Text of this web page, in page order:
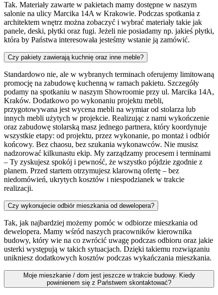
Tak. Materiały zawarte w pakietach mamy dostępne w naszym
salonie na ulicy Marcika 14A w Krakowie. Podczas spotkania z
architektem wnętrz można zobaczyć i wybrać materiały takie jak
panele, deski, płytki oraz fugi. Jeżeli nie posiadamy np. jakieś płytki,
która by Państwa interesowała jesteśmy wstanie ją zamówić.
Czy pakiety zawierają kuchnię oraz inne meble?
Standardowo nie, ale w wybranych terminach oferujemy limitowaną
promocję na zabudowę kuchenną w ramach pakietu. Szczegóły
podamy na spotkaniu w naszym Showroomie przy ul. Marcika 14A,
Kraków. Dodatkowo po wykonaniu projektu mebli,
przygotowywana jest wycena mebli na wymiar od stolarza lub
innych mebli użytych w projekcie. Realizując z nami wykończenie
oraz zabudowę stolarską masz jednego partnera, który koordynuje
wszystkie etapy: od projektu, przez wykonanie, po montaż i odbiór
końcowy. Bez chaosu, bez szukania wykonawców. Nie musisz
nadzorować kilkunastu ekip. My zarządzamy procesem i terminami
– Ty zyskujesz spokój i pewność, że wszystko pójdzie zgodnie z
planem. Przed startem otrzymujesz klarowną ofertę – bez
niedomówień, ukrytych kosztów i niespodzianek w trakcie
realizacji.
Czy wykonujecie odbiór mieszkania od dewelopera?
Tak, jak najbardziej możemy pomóc w odbiorze mieszkania od
dewelopera. Mamy wśród naszych pracowników kierownika
budowy, który wie na co zwrócić uwagę podczas odbioru oraz jakie
usterki występują w takich sytuacjach. Dzięki takiemu rozwiązaniu
unikniesz dodatkowych kosztów podczas wykańczania mieszkania.
Moje mieszkanie / dom jest jeszcze w trakcie budowy. Kiedy
powinienem się z Państwem skontaktować?